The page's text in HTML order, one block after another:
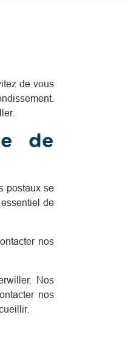
de vous
de
postaux se
de
nos
Nos
nos